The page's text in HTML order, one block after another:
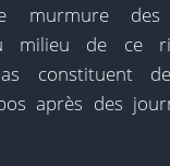
murmure
milieu de ce
constituent
après des